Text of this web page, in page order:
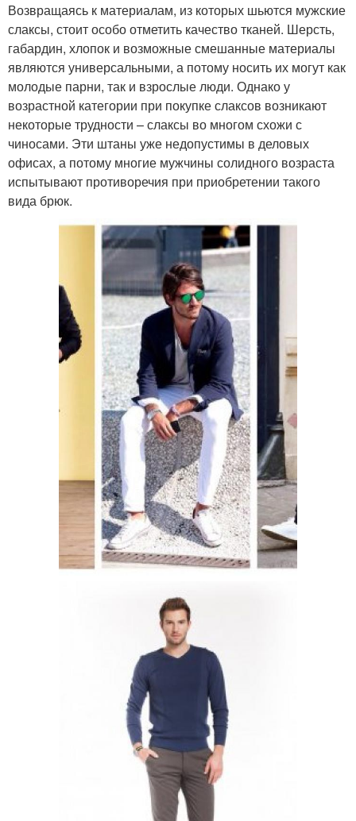
Возвращаясь к материалам, из которых шьются мужские
слаксы, стоит особо отметить качество тканей. Шерсть,
габардин, хлопок и возможные смешанные материалы
являются универсальными, а потому носить их могут как
молодые парни, так и взрослые люди. Однако у
возрастной категории при покупке слаксов возникают
некоторые трудности – слаксы во многом схожи с
чиносами. Эти штаны уже недопустимы в деловых
офисах, а потому многие мужчины солидного возраста
испытывают противоречия при приобретении такого
вида брюк.